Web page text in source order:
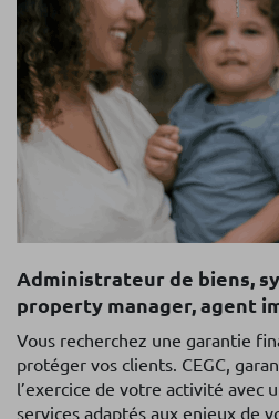
Administrateur de biens,
property manager, agent
Vous recherchez une garantie
protéger vos clients. CEGC,
l’exercice de votre activité avec
services adaptés aux enjeux de